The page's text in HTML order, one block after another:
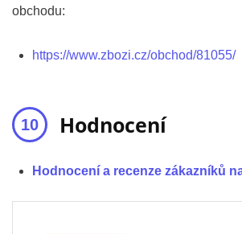
obchodu:
https://www.zbozi.cz/obchod/81055/
Hodnocení
Hodnocení a recenze zákazníků